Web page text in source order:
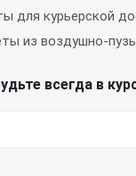
для курьерской
из воздушно-
всегда в